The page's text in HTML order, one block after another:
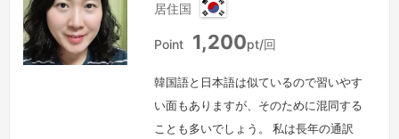
居住国
韓
国
Point 1,200pt/回
韓国語と日本語は似ているので習いやす
い面もありますが、そのために混同する
ことも多いでしょう。 私は長年の通訳